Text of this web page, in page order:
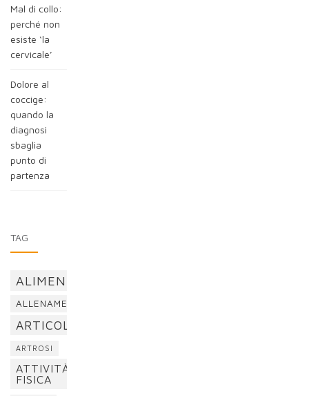
Mal di collo:
perché non
esiste ‘la
cervicale’
Dolore al
coccige:
quando la
diagnosi
sbaglia
punto di
partenza
TAG
ALIMENTAZIONE
ALLENAMENTO
ARTICOLAZIONI
ARTROSI
ATTIVITÀ
FISICA